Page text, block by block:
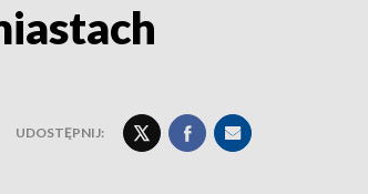
UDOSTĘPNIJ: